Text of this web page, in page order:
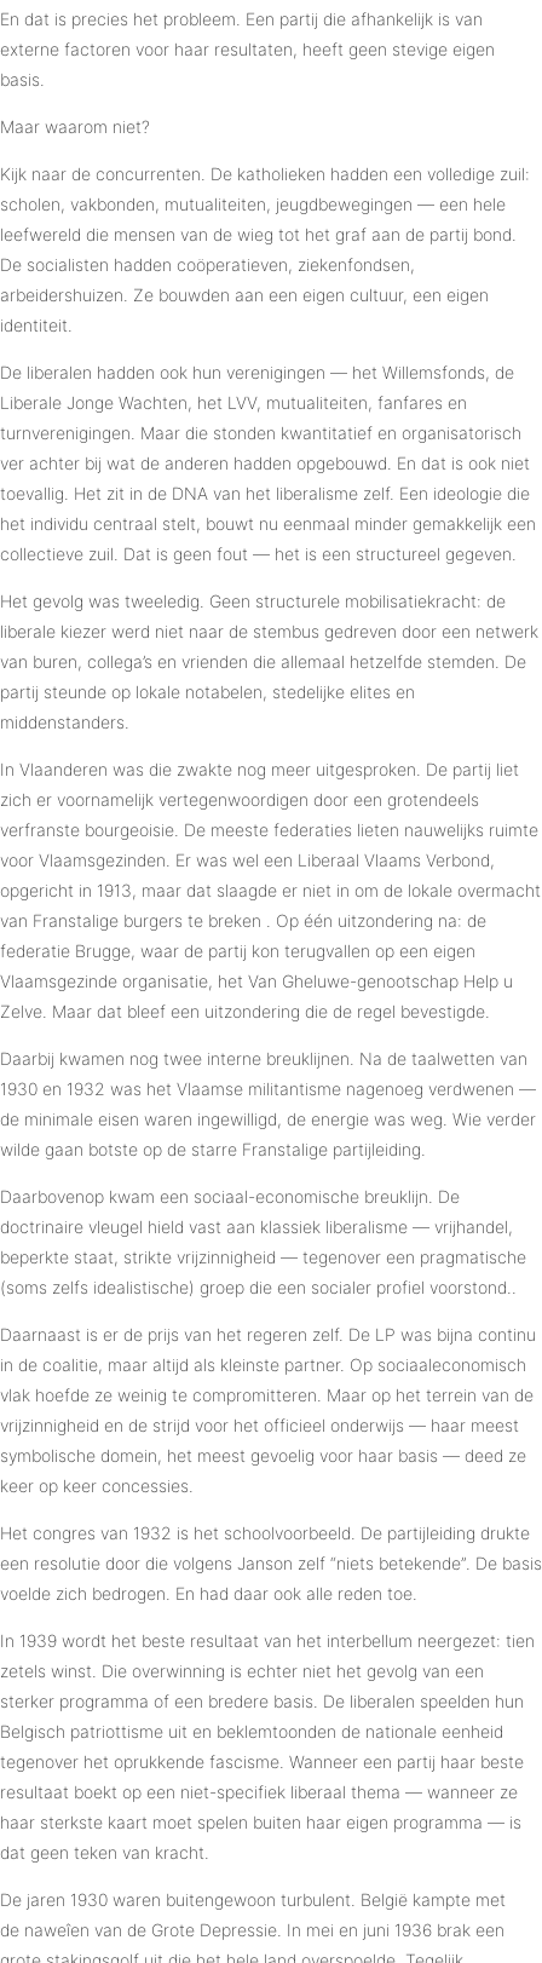
En dat is precies het probleem. Een partij die afhankelijk is van
externe factoren voor haar resultaten, heeft geen stevige eigen
basis.
Maar waarom niet?
Kijk naar de concurrenten. De katholieken hadden een volledige zuil:
scholen, vakbonden, mutualiteiten, jeugdbewegingen — een hele
leefwereld die mensen van de wieg tot het graf aan de partij bond.
De socialisten hadden coöperatieven, ziekenfondsen,
arbeidershuizen. Ze bouwden aan een eigen cultuur, een eigen
identiteit.
De liberalen hadden ook hun verenigingen — het Willemsfonds, de
Liberale Jonge Wachten, het LVV, mutualiteiten, fanfares en
turnverenigingen. Maar die stonden kwantitatief en organisatorisch
ver achter bij wat de anderen hadden opgebouwd. En dat is ook niet
toevallig. Het zit in de DNA van het liberalisme zelf. Een ideologie die
het individu centraal stelt, bouwt nu eenmaal minder gemakkelijk een
collectieve zuil. Dat is geen fout — het is een structureel gegeven.
Het gevolg was tweeledig. Geen structurele mobilisatiekracht: de
liberale kiezer werd niet naar de stembus gedreven door een netwerk
van buren, collega’s en vrienden die allemaal hetzelfde stemden. De
partij steunde op lokale notabelen, stedelijke elites en
middenstanders.
In Vlaanderen was die zwakte nog meer uitgesproken. De partij liet
zich er voornamelijk vertegenwoordigen door een grotendeels
verfranste bourgeoisie. De meeste federaties lieten nauwelijks ruimte
voor Vlaamsgezinden. Er was wel een Liberaal Vlaams Verbond,
opgericht in 1913, maar dat slaagde er niet in om de lokale overmacht
van Franstalige burgers te breken . Op één uitzondering na: de
federatie Brugge, waar de partij kon terugvallen op een eigen
Vlaamsgezinde organisatie, het Van Gheluwe-genootschap Help u
Zelve. Maar dat bleef een uitzondering die de regel bevestigde.
Daarbij kwamen nog twee interne breuklijnen. Na de taalwetten van
1930 en 1932 was het Vlaamse militantisme nagenoeg verdwenen —
de minimale eisen waren ingewilligd, de energie was weg. Wie verder
wilde gaan botste op de starre Franstalige partijleiding.
Daarbovenop kwam een sociaal-economische breuklijn. De
doctrinaire vleugel hield vast aan klassiek liberalisme — vrijhandel,
beperkte staat, strikte vrijzinnigheid — tegenover een pragmatische
(soms zelfs idealistische) groep die een socialer profiel voorstond..
Daarnaast is er de prijs van het regeren zelf. De LP was bijna continu
in de coalitie, maar altijd als kleinste partner. Op sociaaleconomisch
vlak hoefde ze weinig te compromitteren. Maar op het terrein van de
vrijzinnigheid en de strijd voor het officieel onderwijs — haar meest
symbolische domein, het meest gevoelig voor haar basis — deed ze
keer op keer concessies.
Het congres van 1932 is het schoolvoorbeeld. De partijleiding drukte
een resolutie door die volgens Janson zelf “niets betekende”. De basis
voelde zich bedrogen. En had daar ook alle reden toe.
In 1939 wordt het beste resultaat van het interbellum neergezet: tien
zetels winst. Die overwinning is echter niet het gevolg van een
sterker programma of een bredere basis. De liberalen speelden hun
Belgisch patriottisme uit en beklemtoonden de nationale eenheid
tegenover het oprukkende fascisme. Wanneer een partij haar beste
resultaat boekt op een niet-specifiek liberaal thema — wanneer ze
haar sterkste kaart moet spelen buiten haar eigen programma — is
dat geen teken van kracht.
De jaren 1930 waren buitengewoon turbulent. België kampte met
de naweîen van de Grote Depressie. In mei en juni 1936 brak een